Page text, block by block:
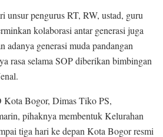
unsur pengurus RT, RW, ustad, guru
kolaborasi antar generasi juga
adanya generasi muda pandangan
rasa selama SOP diberikan bimbingan
Kota Bogor, Dimas Tiko PS,
pihaknya membentuk Kelurahan
tiga hari ke depan Kota Bogor resmi